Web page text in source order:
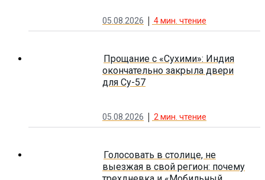
05.08.2026 4мин. чтение
Прощание с «Сухими»: Индия
окончательно закрыла двери
для Су-57
05.08.2026 2 мин. чтение
Голосовать в столице, не
выезжая в свой регион: почему